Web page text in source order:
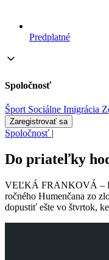
Predplatné
Spoločnosť
Šport Sociálne Imigrácia
Zaregistrovať sa
Spoločnosť |
Do priateľky
VEĽKÁ FRANKOVÁ –
ročného Humenčana zo
dopustiť ešte vo štvrtok,